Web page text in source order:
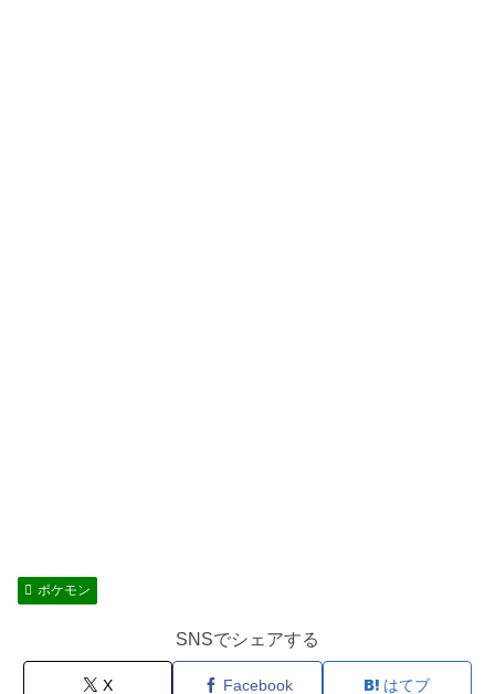
ポケモン
SNSでシェアする
X Facebook はてブ